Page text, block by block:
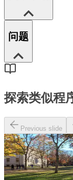
问题
探索类似程
Previous slide